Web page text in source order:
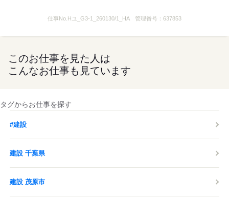
■研修あり（3日間1日7時間程度）
■敷地内禁煙
＼現場はどうやって決まる？／
前日の夕方までに次の日に
▼自宅から通いの方は…
毎週月曜日に翌週働ける日を
そのシフトに合わせて、
現場をご案内しています。
仕事No. Hユ_G3-1_260130/1_HA 管理番号： 637853
このお仕事を見た人は
こんなお仕事も見ています
タグからお仕事を探す
#建設
建設 千葉県
建設 茂原市